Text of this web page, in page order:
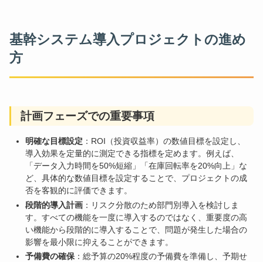
基幹システム導入プロジェクトの進め
方
計画フェーズでの重要事項
明確な目標設定 ：ROI（投資収益率）の数値目標を設定し、
導入効果を定量的に測定できる指標を定めます。例えば、
「データ入力時間を50%短縮」「在庫回転率を20%向上」な
ど、具体的な数値目標を設定することで、プロジェクトの成
否を客観的に評価できます。
段階的導入計画 ：リスク分散のため部門別導入を検討しま
す。すべての機能を一度に導入するのではなく、重要度の高
い機能から段階的に導入することで、問題が発生した場合の
影響を最小限に抑えることができます。
予備費の確保 ：総予算の20%程度の予備費を準備し、予期せ